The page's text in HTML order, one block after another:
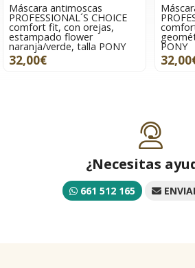
Máscara antimoscas
PROFESSIONAL´S CHOICE
comfort fit, con orejas,
estampado flower
naranja/verde, talla PONY
32,00€
PONY
¿Necesitas
661 512 165